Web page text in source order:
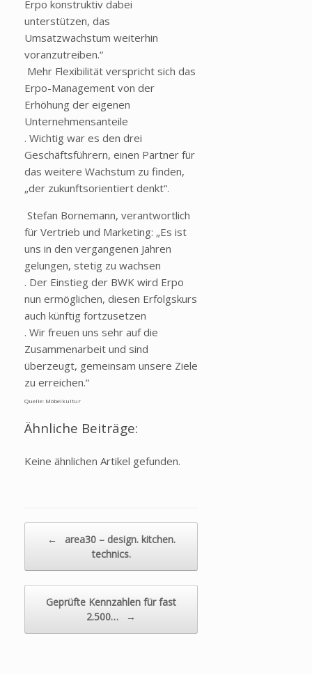
Erpo konstruktiv dabei
unterstützen, das
Umsatzwachstum weiterhin
voranzutreiben.“
Mehr Flexibilität verspricht sich das
Erpo-Management von der
Erhöhung der eigenen
Unternehmensanteile
. Wichtig war es den drei
Geschäftsführern, einen Partner für
das weitere Wachstum zu finden,
„der zukunftsorientiert denkt“.
Stefan Bornemann, verantwortlich
für Vertrieb und Marketing: „Es ist
uns in den vergangenen Jahren
gelungen, stetig zu wachsen
. Der Einstieg der BWK wird Erpo
nun ermöglichen, diesen Erfolgskurs
auch künftig fortzusetzen
. Wir freuen uns sehr auf die
Zusammenarbeit und sind
überzeugt, gemeinsam unsere Ziele
zu erreichen.“
Quelle: Möbelkultur
Ähnliche Beiträge:
Keine ähnlichen Artikel gefunden.
←
area30 – design. kitchen.
technics.
Geprüfte Kennzahlen für fast
2.500…
→